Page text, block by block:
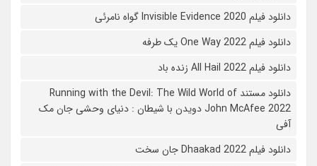
دانلود فیلم 2020 Invisible Evidence گواه نامرئی
دانلود فیلم One Way 2022 یک طرفه
دانلود فیلم All Hail 2022 زنده باد
دانلود مستند Running with the Devil: The Wild World of
John McAfee 2022 دویدن با شیطان : دنیای وحشی جان مک
آفی
دانلود فیلم Dhaakad 2022 جان سخت